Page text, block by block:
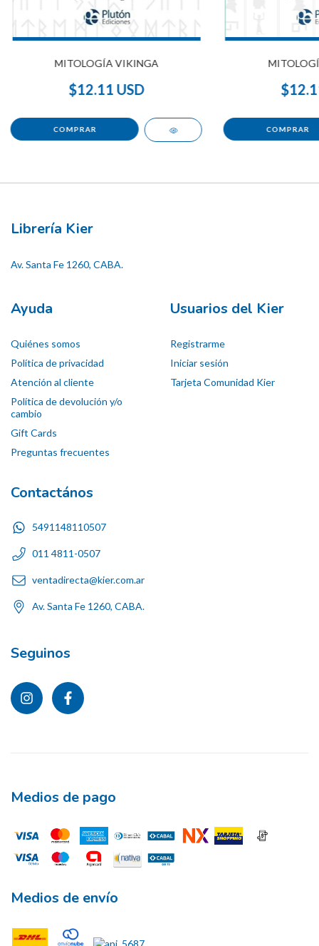
MITOLOGÍA VIKINGA
$12.11 USD
Librería Kier
Av. Santa Fe 1260, CABA.
Ayuda
Quiénes somos
Política de privacidad
Atención al cliente
Política de devolución y/o
cambio
Gift Cards
Preguntas frecuentes
Usuarios del Kier
Registrarme
Iniciar sesión
Tarjeta Comunidad Kier
Contactános
5491148110507
011 4811-0507
ventadirecta@kier.com.ar
Av. Santa Fe 1260, CABA.
Seguinos
Medios de pago
Medios de envío